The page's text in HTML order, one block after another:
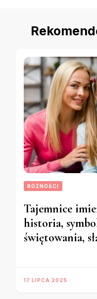
RÓŻNOŚCI
Tajemnice
historia,
świętowania,
17 LIPCA 2025